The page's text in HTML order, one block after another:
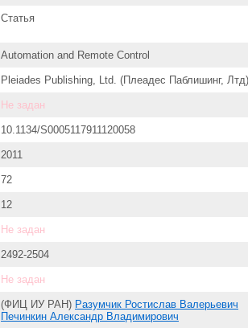
Статья
Automation and Remote Control
Pleiades Publishing, Ltd. (Плеадес Паблишинг, Лтд)
Не задан
10.1134/S0005117911120058
2011
72
12
Не задан
2492-2504
Не задан
(ФИЦ ИУ РАН) Разумчик Ростислав Валерьевич
Печинкин Александр Владимирович